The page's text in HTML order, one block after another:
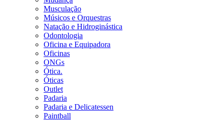
Musculação
Músicos e Orquestras
Natação e Hidroginástica
Odontologia
Oficina e Equipadora
Oficinas
ONGs
Ótica.
Óticas
Outlet
Padaria
Padaria e Delicatessen
Paintball